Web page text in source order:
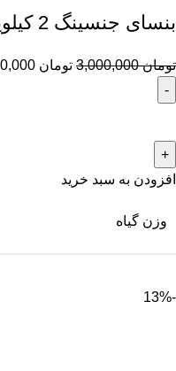
بنسای جنسینگ 2 کیلویی
تومان3,000,000 تومان
افزودن به سبد خرید
وزن گیاه
-13%